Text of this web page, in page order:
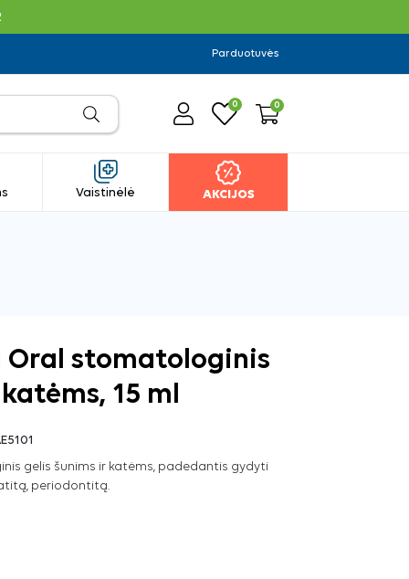
Parduotuvės
0 0
Vaistinėlė AKCIJOS
Oral stomatologinis
15 ml
gelis šunims ir katėms, padedantis gydyti
periodontitą.